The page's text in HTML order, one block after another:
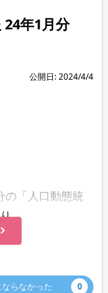
24年1月分
公開日: 2024/4/4
の「人口動態統
。
らなかった 0